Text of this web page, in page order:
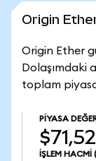
Origin
Origin Ether
Dolaşımdaki
toplam
PIYASA
İŞLEM HACMI